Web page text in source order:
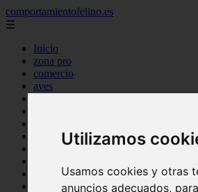
Utilizamos
Usamos cookies y otras
anuncios adecuados,
comportamientofelino.es
☰
Inicio
zona pro
comercio
aves
acuariofilia
articulos
nombres para gatos
novedades